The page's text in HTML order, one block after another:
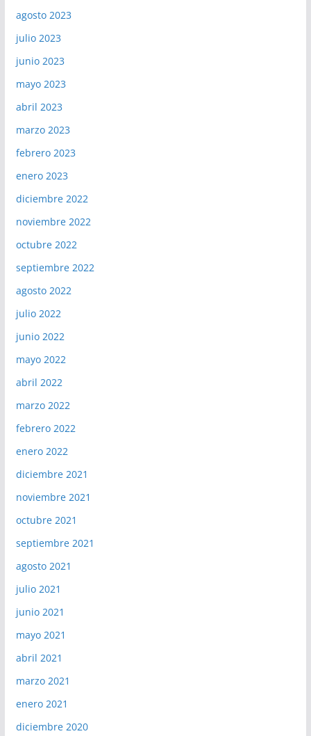
agosto 2023
julio 2023
junio 2023
mayo 2023
abril 2023
marzo 2023
febrero 2023
enero 2023
diciembre 2022
noviembre 2022
octubre 2022
septiembre 2022
agosto 2022
julio 2022
junio 2022
mayo 2022
abril 2022
marzo 2022
febrero 2022
enero 2022
diciembre 2021
noviembre 2021
octubre 2021
septiembre 2021
agosto 2021
julio 2021
junio 2021
mayo 2021
abril 2021
marzo 2021
enero 2021
diciembre 2020